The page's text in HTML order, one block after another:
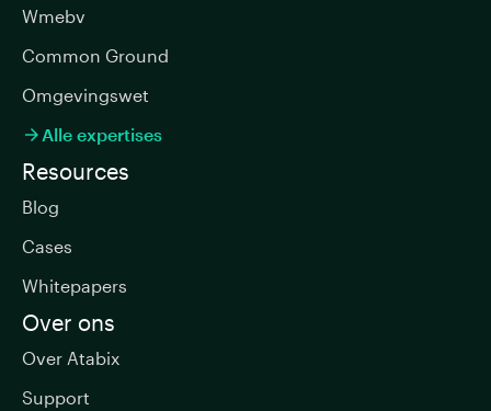
Wmebv
Common Ground
Omgevingswet
 Alle expertises
Resources
Blog
Cases
Whitepapers
Over ons
Over Atabix
Support